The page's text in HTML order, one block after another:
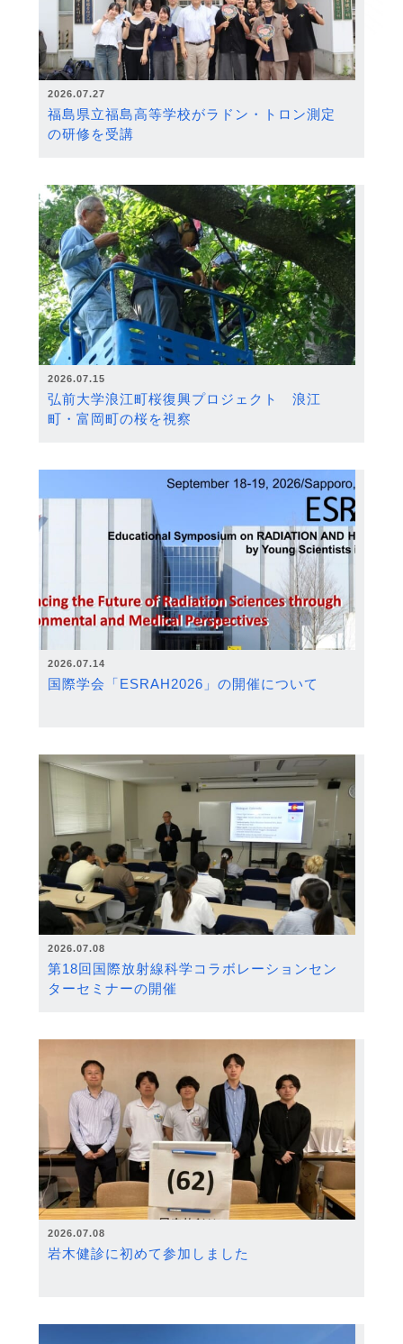
2026.07.27
福島県立福島高等学校がラドン・トロン測定
の研修を受講
2026.07.15
弘前大学浪江町桜復興プロジェクト 浪江
町・富岡町の桜を視察
2026.07.14
国際学会「ESRAH2026」の開催について
2026.07.08
第18回国際放射線科学コラボレーションセン
ターセミナーの開催
2026.07.08
岩木健診に初めて参加しました